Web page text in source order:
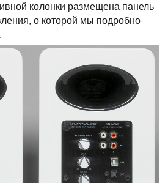
колонки размещена панель
о которой мы подробно